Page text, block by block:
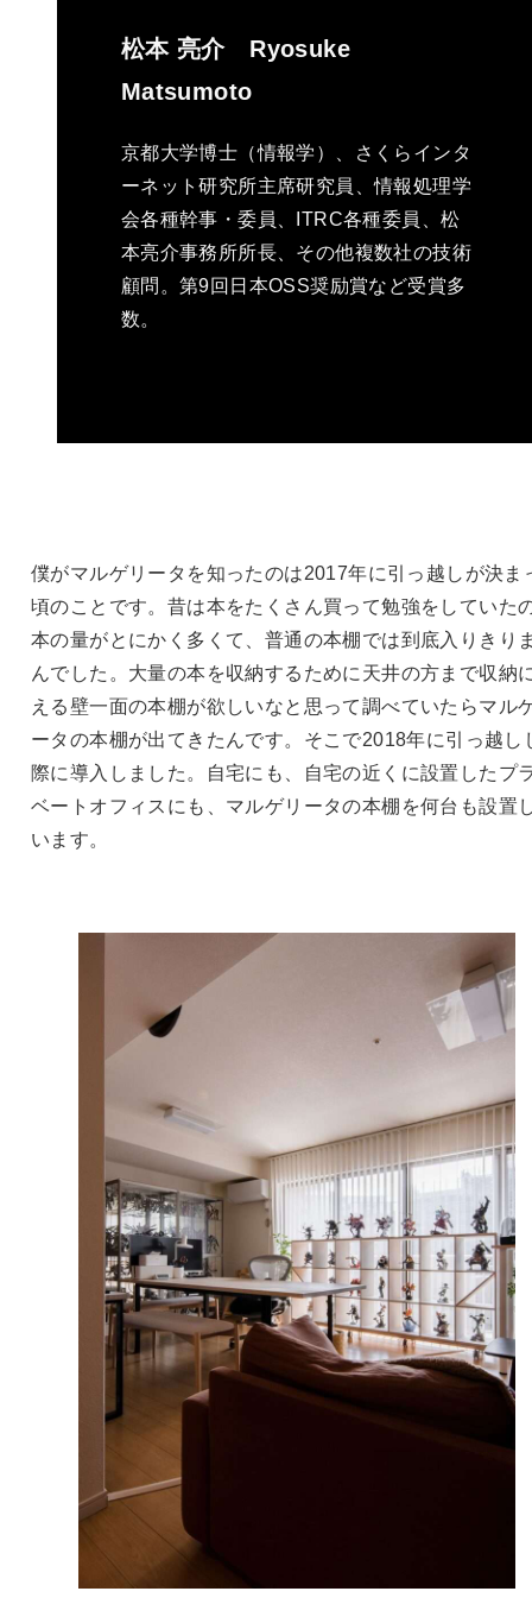
松本 亮介 Ryosuke
Matsumoto
京都大学博士（情報学）、さくらインタ
ーネット研究所主席研究員、情報処理学
会各種幹事・委員、ITRC各種委員、松
本亮介事務所所長、その他複数社の技術
顧問。第9回日本OSS奨励賞など受賞多
数。
僕がマルゲリータを知ったのは2017年に引っ越しが決ま
頃のことです。昔は本をたくさん買って勉強をしていた
本の量がとにかく多くて、普通の本棚では到底入りきり
んでした。大量の本を収納するために天井の方まで収納
える壁一面の本棚が欲しいなと思って調べていたらマル
ータの本棚が出てきたんです。そこで2018年に引っ越し
際に導入しました。自宅にも、自宅の近くに設置したプ
ベートオフィスにも、マルゲリータの本棚を何台も設置
います。